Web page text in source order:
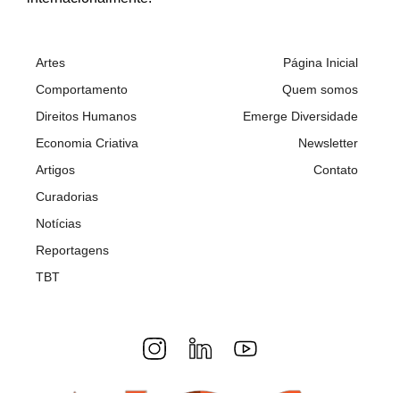
Artes
Comportamento
Direitos Humanos
Economia Criativa
Artigos
Curadorias
Notícias
Reportagens
TBT
Página Inicial
Quem somos
Emerge Diversidade
Newsletter
Contato